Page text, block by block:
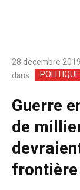
28 décembre 2019
dans
POLITIQUE
Guerre
de